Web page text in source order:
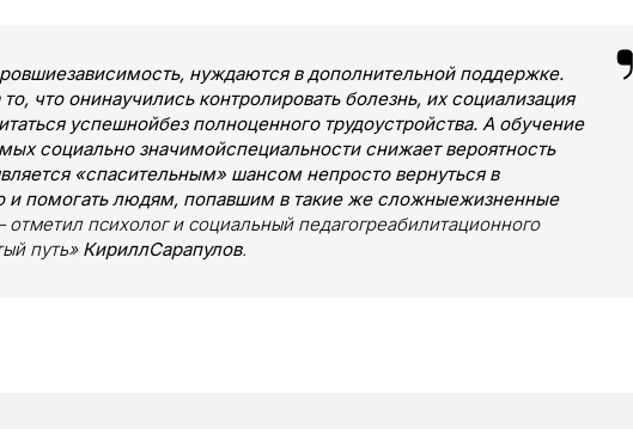
нуждаются в дополнительной поддержке.
что онинаучились контролировать болезнь, их социализация
успешнойбез полноценного трудоустройства. А обучение
социально значимойспециальности снижает вероятность
«спасительным» шансом непросто вернуться в
и помогать людям, попавшим в такие же сложныежизненные
психолог и социальный педагогреабилитационного
путь» КириллСарапулов.